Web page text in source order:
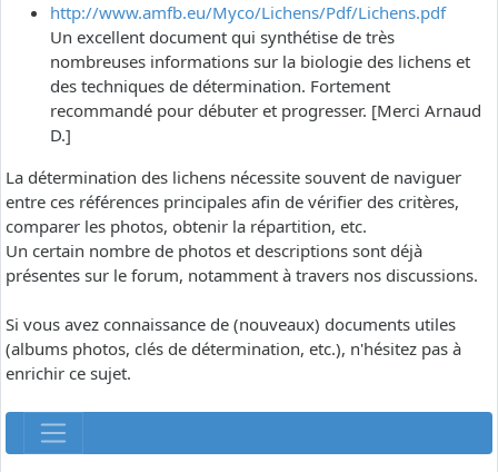
http://www.amfb.eu/Myco/Lichens/Pdf/Lichens.pdf
Un excellent document qui synthétise de très
nombreuses informations sur la biologie des lichens et
des techniques de détermination. Fortement
recommandé pour débuter et progresser. [Merci Arnaud
D.]
La détermination des lichens nécessite souvent de naviguer
entre ces références principales afin de vérifier des critères,
comparer les photos, obtenir la répartition, etc.
Un certain nombre de photos et descriptions sont déjà
présentes sur le forum, notamment à travers nos discussions.
Si vous avez connaissance de (nouveaux) documents utiles
(albums photos, clés de détermination, etc.), n'hésitez pas à
enrichir ce sujet.